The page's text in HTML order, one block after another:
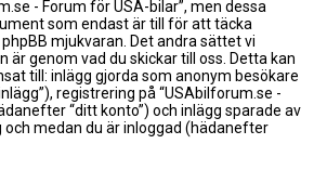
- Forum för USA-bilar”, men dessa
som endast är till för att täcka
mjukvaran. Det andra sättet vi
är genom vad du skickar till oss. Detta kan
till: inlägg gjorda som anonym besökare
registrering på “USAbilforum.se -
“ditt konto”) och inlägg sparade av
medan du är inloggad (hädanefter